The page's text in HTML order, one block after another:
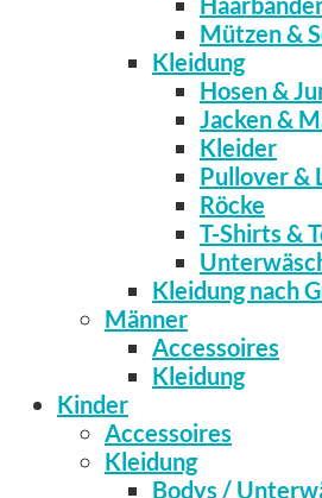
Mützen &
Kleidung
Hosen &
Jacken &
Kleider
Pullover &
Röcke
T-Shirts &
Kleidung nach
Männer
Accessoires
Kleidung
Kinder
Accessoires
Kleidung
Bodys /